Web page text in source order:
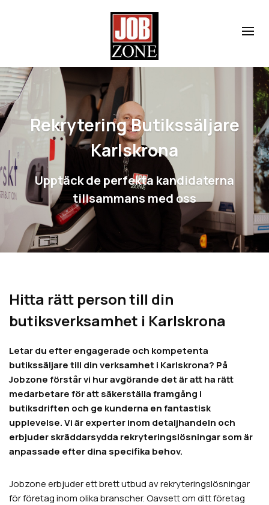
Rekrytering Butikssäljare
Karlskrona
Upptäck de perfekta kandidaterna
tillsammans med oss
Hitta rätt person till din
butiksverksamhet i Karlskrona
Letar du efter engagerade och kompetenta
butikssäljare till din verksamhet i Karlskrona? På
Jobzone förstår vi hur avgörande det är att ha rätt
medarbetare för att säkerställa framgång i
butiksdriften och ge kunderna en fantastisk
upplevelse. Vi är experter inom detaljhandeln och
erbjuder skräddarsydda rekryteringslösningar som är
anpassade efter dina specifika behov.
Jobzone erbjuder ett brett utbud av rekryteringslösningar
för företag inom olika branscher. Oavsett om ditt företag